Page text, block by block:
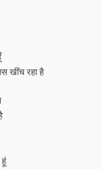
खींच रहा है